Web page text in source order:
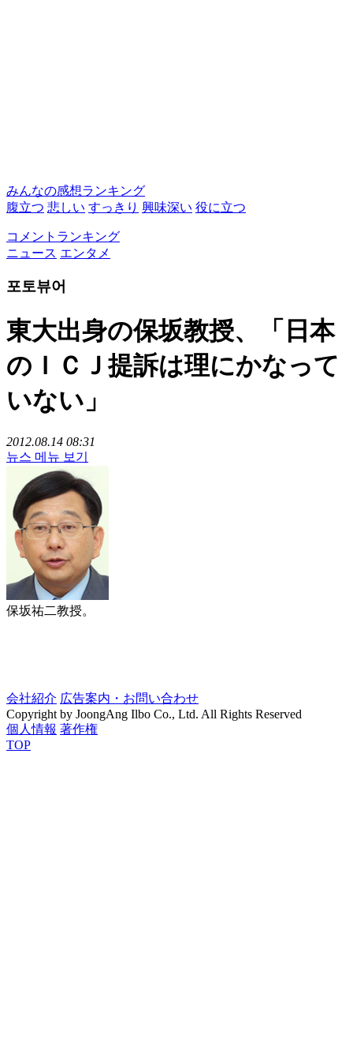
みんなの感想ランキング
腹立つ 悲しい すっきり 興味深い 役に立つ
コメントランキング
ニュース エンタメ
포토뷰어
東大出身の保坂教授、「日本
のＩＣＪ提訴は理にかなって
いない」
2012.08.14 08:31
뉴스 메뉴 보기
保坂祐二教授。
会社紹介 広告案内・お問い合わせ
Copyright by JoongAng Ilbo Co., Ltd. All Rights Reserved
個人情報 著作権
TOP